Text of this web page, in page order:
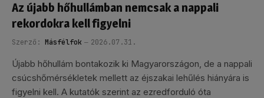
Az újabb hőhullámban nemcsak a nappali
rekordokra kell figyelni
Szerző: Másfélfok 2026.07.31.
Újabb hőhullám bontakozik ki Magyarországon, de a nappali
csúcshőmérsékletek mellett az éjszakai lehűlés hiányára is
figyelni kell. A kutatók szerint az ezredforduló óta